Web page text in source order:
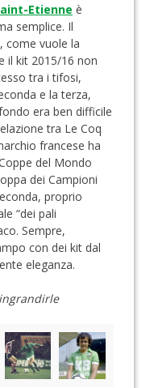
Etienne è
semplice. Il
come vuole la
il kit 2015/16 non
tra i tifosi,
e la terza,
era ben difficile
tra Le Coq
francese ha
del Mondo
dei Campioni
proprio
“dei pali
Sempre,
con dei kit dal
eleganza.